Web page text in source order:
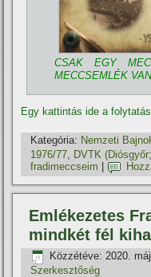
CSAK EGY
MECCSEMLÉK
Egy kattintás ide a
Kategória: Nemzeti
1976/77
DVTK
fradimeccseim
Emlékezetes
mindkét fél
Közzétéve: 2020.
Szerkesztőség